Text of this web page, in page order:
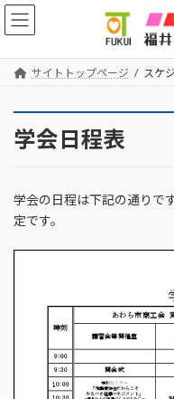
コ
ン
ン
ナ
ビ
ー
サイトトップページ スケ
学会日程表
学会の日程は下記の通りで
定です。